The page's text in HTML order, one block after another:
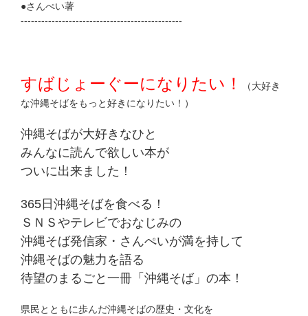
●さんぺい著
-----------------------------------------------
すばじょーぐーになりたい！
（大好き
な沖縄そばをもっと好きになりたい！）
沖縄そばが大好きなひと
みんなに読んで欲しい本が
ついに出来ました！
365日沖縄そばを食べる！
ＳＮＳやテレビでおなじみの
沖縄そば発信家・さんぺいが満を持して
沖縄そばの魅力を語る
待望のまるごと一冊「沖縄そば」の本！
県民とともに歩んだ沖縄そばの歴史・文化を